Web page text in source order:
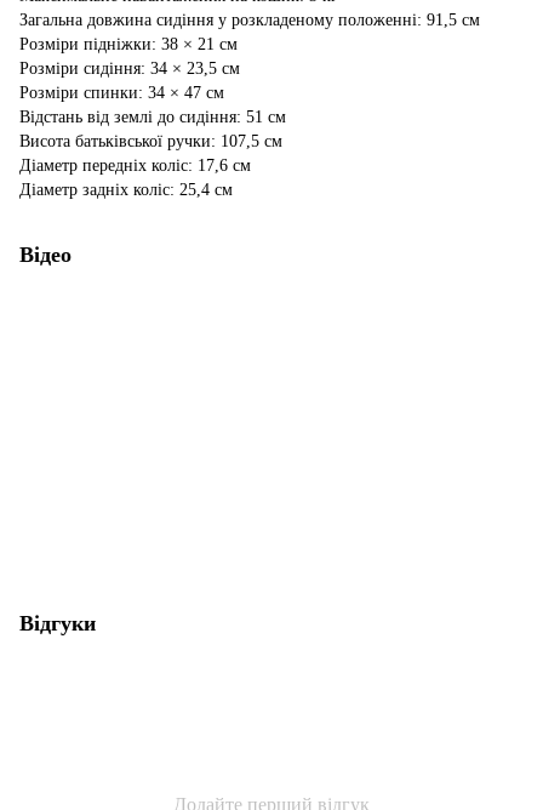
Загальна довжина сидіння у розкладеному положенні: 91,5 см
Розміри підніжки: 38 × 21 см
Розміри сидіння: 34 × 23,5 см
Розміри спинки: 34 × 47 см
Відстань від землі до сидіння: 51 см
Висота батьківської ручки: 107,5 см
Діаметр передніх коліс: 17,6 см
Діаметр задніх коліс: 25,4 см
Відео
Відгуки
Додайте перший відгук